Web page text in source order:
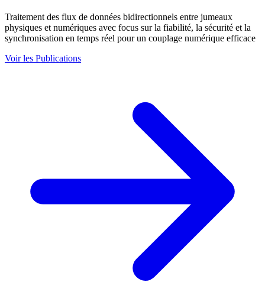
Traitement des flux de données bidirectionnels entre jumeaux
physiques et numériques avec focus sur la fiabilité, la sécurité et la
synchronisation en temps réel pour un couplage numérique efficace
Voir les Publications